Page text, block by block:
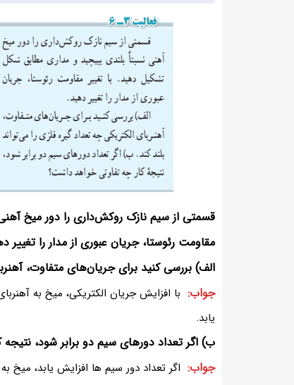
قسمتی از سیم نازک روکش‌داری را دور میخ
مقاومت رئوستا، جریان عبوری از مدار را تغییر
الف) بررسی کنید برای جریان‌های متفاوت،
جواب: با افزایش جریان الکتریکی، میخ به
یابد.
ب) اگر تعداد دورهای سیم دو برابر شود،
جواب: اگر تعداد دور سیم ها افزایش یابد،